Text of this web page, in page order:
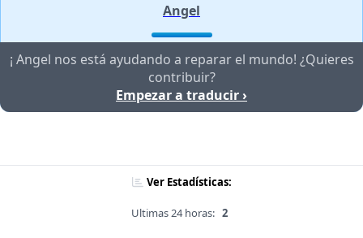
Angel
¡ Angel nos está ayudando a reparar el mundo! ¿Quieres
contribuir?
Empezar a traducir ›
Ver Estadísticas:
Ultimas 24 horas: 2